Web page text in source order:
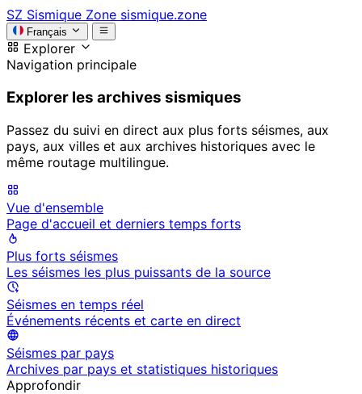
SZ Sismique Zone sismique.zone
Français
Explorer
Navigation principale
Explorer les archives sismiques
Passez du suivi en direct aux plus forts séismes, aux
pays, aux villes et aux archives historiques avec le
même routage multilingue.
Vue d'ensemble
Page d'accueil et derniers temps forts
Plus forts séismes
Les séismes les plus puissants de la source
Séismes en temps réel
Événements récents et carte en direct
Séismes par pays
Archives par pays et statistiques historiques
Approfondir